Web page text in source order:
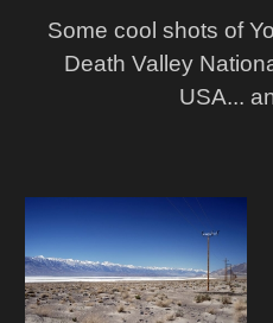
Some cool shots of
Death Valley
USA...